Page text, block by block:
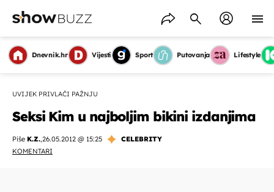
Dnevnik.hr Vijesti Sport Putovanja Lifestyle
UVIJEK PRIVLAČI PAŽNJU
Seksi Kim u najboljim bikini izdanjima
Piše K.Z.,26.05.2012 @ 15:25
CELEBRITY
KOMENTARI